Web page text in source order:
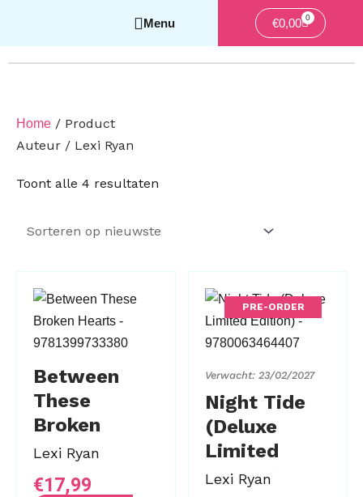
€0,00 0
Home / Product
Auteur / Lexi Ryan
Toont alle 4 resultaten
nieuwste
Between
These
Broken
Hearts
Lexi Ryan
€17,99
PRE-ORDER
Verwacht: 23/02/2027
Night Tide
(Deluxe
Limited
Edition)
Lexi Ryan